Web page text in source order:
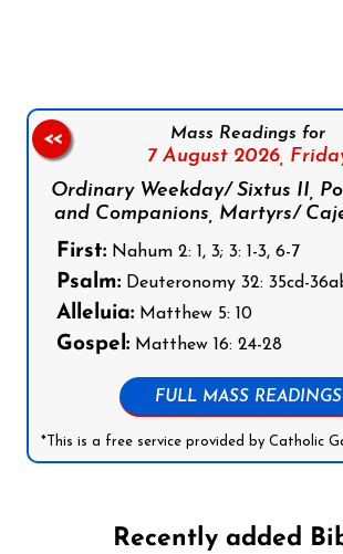
Mass Readings for
7 August 2026,
Ordinary Weekday/ Sixtus II,
and Companions, Martyrs/
First: Nahum 2: 1, 3; 3: 1-3, 6-7
Psalm: Deuteronomy 32: 35cd-
Alleluia: Matthew 5: 10
Gospel: Matthew 16: 24-28
FULL MASS READINGS
*This is a free service provided by Catholic
<<
Recently added